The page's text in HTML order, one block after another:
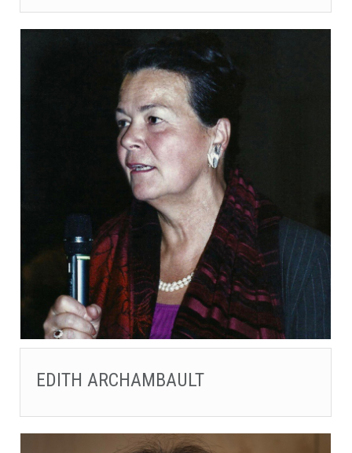
EDITH ARCHAMBAULT